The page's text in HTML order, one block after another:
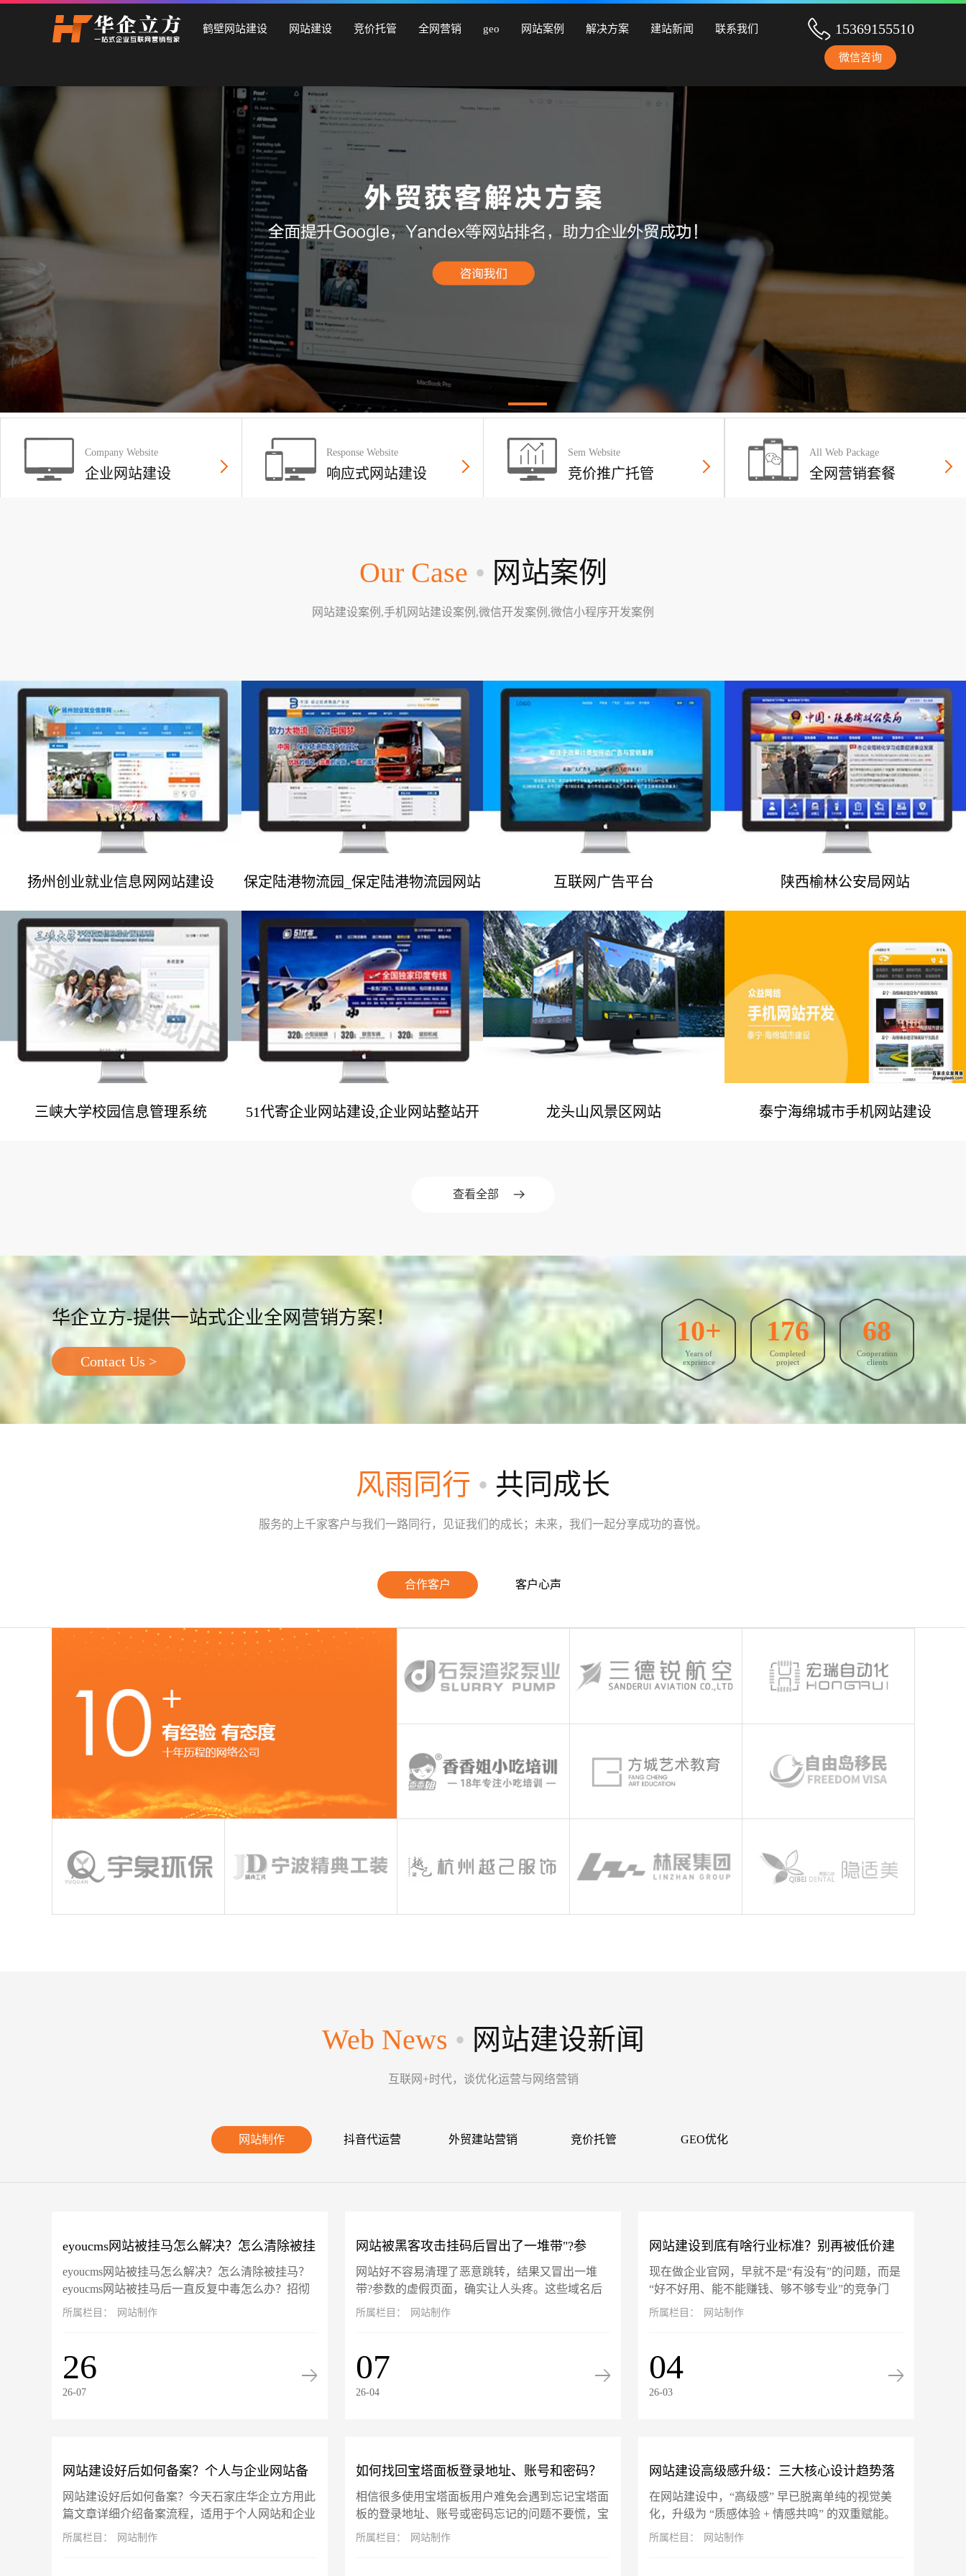
鹤壁网站建设 网站建设 竞价托管 全网营销 geo 网站案例 解决方案 建站新闻 联系我们 15369155510
微信咨询
Company Website
企业网站建设
Response Website
响应式网站建设
Sem Website
竞价推广托管
All Web Package
全网营销套餐
Our Case • 网站案例
网站建设案例,手机网站建设案例,微信开发案例,微信小程序开发案例
网站建设案例
扬州创业就业信息网网站建设
网站建设案例
保定陆港物流园_保定陆港物流园网站
网站建设案例
互联网广告平台 陕西榆林公安局网站
三峡大学校园信息管理系统 51代寄企业网站建设,企业网站整站开 龙头山风景区网站 泰宁海绵城市手机网站建设
查看全部
华企立方-提供一站式企业全网营销方案！
Contact Us >
10+
Years of
exprience
176
Completed
project
68
Cooperation
clients
风雨同行 • 共同成长
服务的上千家客户与我们一路同行，见证我们的成长；未来，我们一起分享成功的喜悦。
合作客户 客户心声
Web News • 网站建设新闻
互联网+时代，谈优化运营与网络营销
网站制作 抖音代运营 外贸建站营销 竞价托管 GEO优化
eyoucms网站被挂马怎么解决？怎么清除被挂
马？
eyoucms网站被挂马怎么解决？怎么清除被挂马？
eyoucms网站被挂马后一直反复中毒怎么办？招彻
底告别反复挂马，彻底清除挂马！此篇文章以
所属栏目： 网站制作
26
26-07
网站被黑客攻击挂码后冒出了一堆带"?参
数"的虚假页面怎么解决？
网站好不容易清理了恶意跳转，结果又冒出一堆
带?参数的虚假页面，确实让人头疼‌。‌这些域名后
加?的页面不是真实存在，而是搜索引擎（如百
所属栏目： 网站制作
07
26-04
网站建设到底有啥行业标准？别再被低价建
站坑惨了！
现在做企业官网，早就不是“有没有”的问题，而是
“好不好用、能不能赚钱、够不够专业”的竞争门
槛。网站就是企业线上的门面、获客的入口、跟客
所属栏目： 网站制作
04
26-03
网站建设好后如何备案？个人与企业网站备
案流程详解
网站建设好后如何备案？今天石家庄华企立方用此
篇文章详细介绍备案流程，适用于个人网站和企业
网站备案流程。备案旨在确保网站运营主体的真实
所属栏目： 网站制作
如何找回宝塔面板登录地址、账号和密码？
相信很多使用宝塔面板用户难免会遇到忘记宝塔面
板的登录地址、账号或密码忘记的问题不要慌，宝
塔面板的账号信息是可以通过终端找回的，以服务
所属栏目： 网站制作
网站建设高级感升级：三大核心设计趋势落
地指南
在网站建设中，“高级感” 早已脱离单纯的视觉美
化，升级为 “质感体验 + 情感共鸣” 的双重赋能。
微交互、暗黑模式与 3D 视差三大热门设计趋势，
所属栏目： 网站制作